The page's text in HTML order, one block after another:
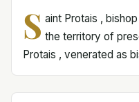
S aint Protais ,
the territory of
Protais , venerated as